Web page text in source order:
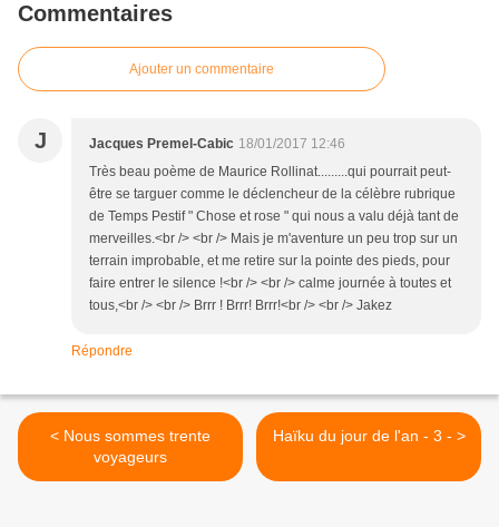
Commentaires
Ajouter un commentaire
J Jacques Premel-Cabic 18/01/2017 12:46
Très beau poème de Maurice Rollinat.........qui pourrait peut-
être se targuer comme le déclencheur de la célèbre rubrique
de Temps Pestif " Chose et rose " qui nous a valu déjà tant de
merveilles.<br /> <br /> Mais je m'aventure un peu trop sur un
terrain improbable, et me retire sur la pointe des pieds, pour
faire entrer le silence !<br /> <br /> calme journée à toutes et
tous,<br /> <br /> Brrr ! Brrr! Brrr!<br /> <br /> Jakez
Répondre
< Nous sommes trente
voyageurs
Haïku du jour de l'an - 3 - >